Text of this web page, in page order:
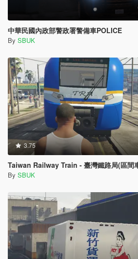
中華民國內政部警政署警備車POLICE
By SBUK
3.75
Taiwan Railway Train - 臺灣鐵路局(區間
By SBUK